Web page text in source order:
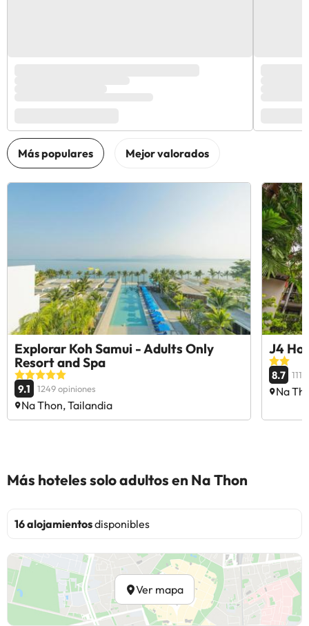
Explorar Koh Samui - Adults Only
Resort and Spa
9.1 1249 opiniones
Na Thon, Tailandia
J4
8.7
Na
Más hoteles solo adultos en Na Thon
16 alojamientosdisponibles
Ver mapa